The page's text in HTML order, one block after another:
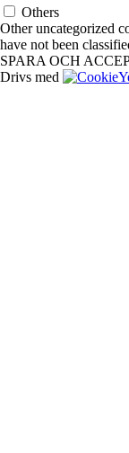
Others
Other uncategorized
have not been
SPARA OCH
Drivs med